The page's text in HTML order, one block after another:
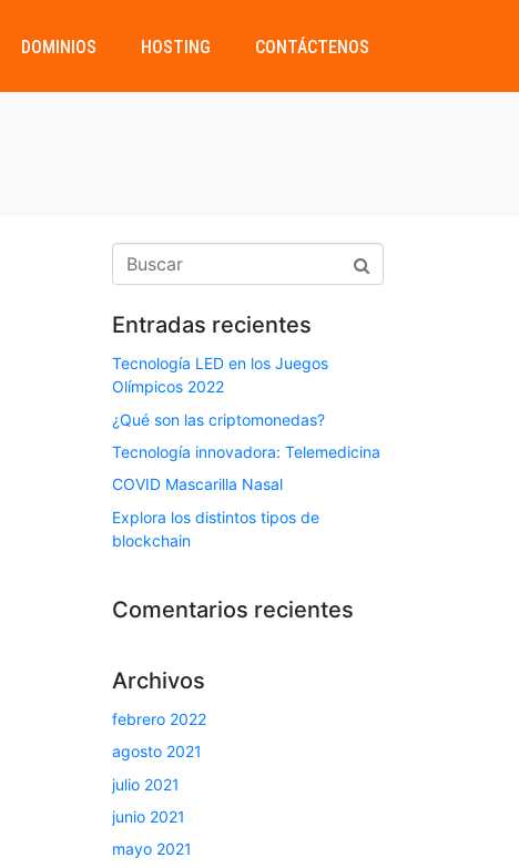
DOMINIOS HOSTING CONTÁCTENOS
Entradas recientes
Tecnología LED en los Juegos
Olímpicos 2022
¿Qué son las criptomonedas?
Tecnología innovadora: Telemedicina
COVID Mascarilla Nasal
Explora los distintos tipos de
blockchain
Comentarios recientes
Archivos
febrero 2022
agosto 2021
julio 2021
junio 2021
mayo 2021